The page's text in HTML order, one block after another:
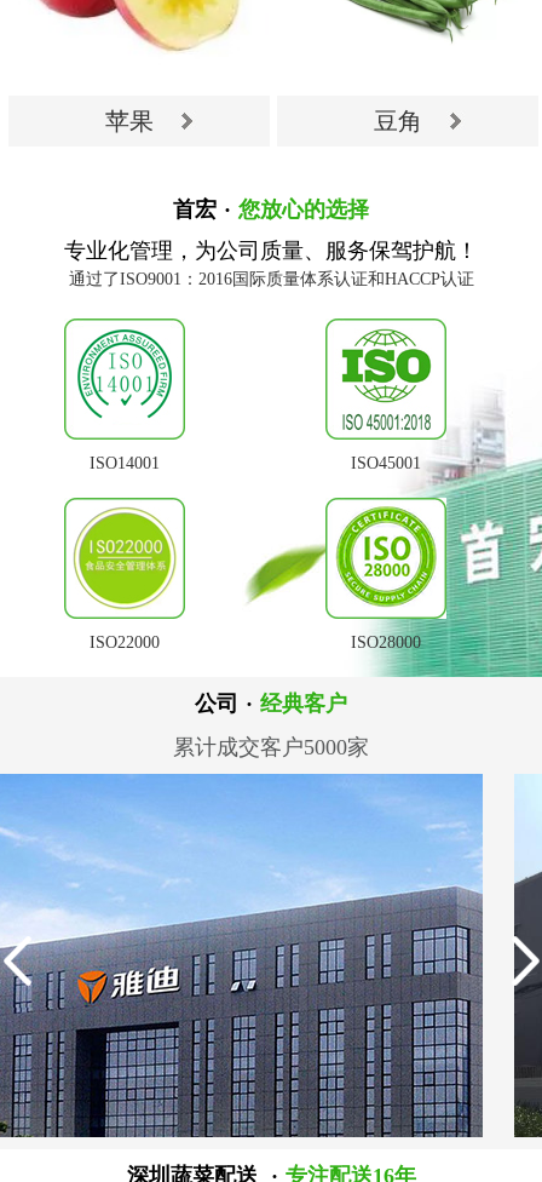
苹果 豆角
首宏 · 您放心的选择
专业化管理，为公司质量、服务保驾护航！
通过了ISO9001：2016国际质量体系认证和HACCP认证
ISO14001 ISO45001
ISO22000 ISO28000
公司 · 经典客户
累计成交客户5000家
深圳蔬菜配送 · 专注配送16年